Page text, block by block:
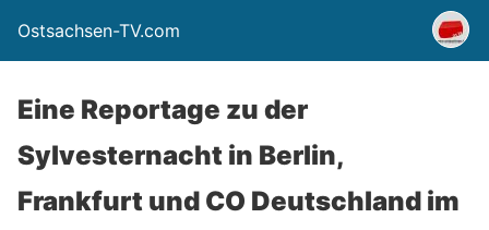
Ostsachsen-TV.com
Eine Reportage zu der
Sylvesternacht in Berlin,
Frankfurt und CO Deutschland im